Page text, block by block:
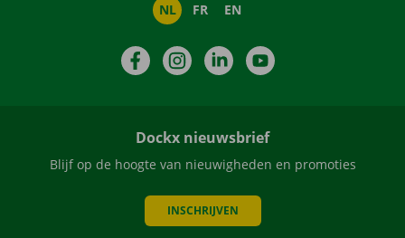
NL FR EN
FacebookInstagramLinkedIn
Dockx nieuwsbrief
Blijf op de hoogte van nieuwigheden en promoties
INSCHRIJVEN